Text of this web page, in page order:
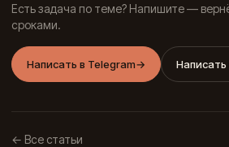
Есть задача по теме? Напишите —
сроками.
Написать в Telegram→ Написать
← Все статьи